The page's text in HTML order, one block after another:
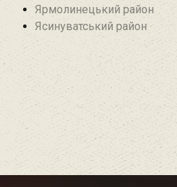
Ярмолинецький район
Ясинуватський район